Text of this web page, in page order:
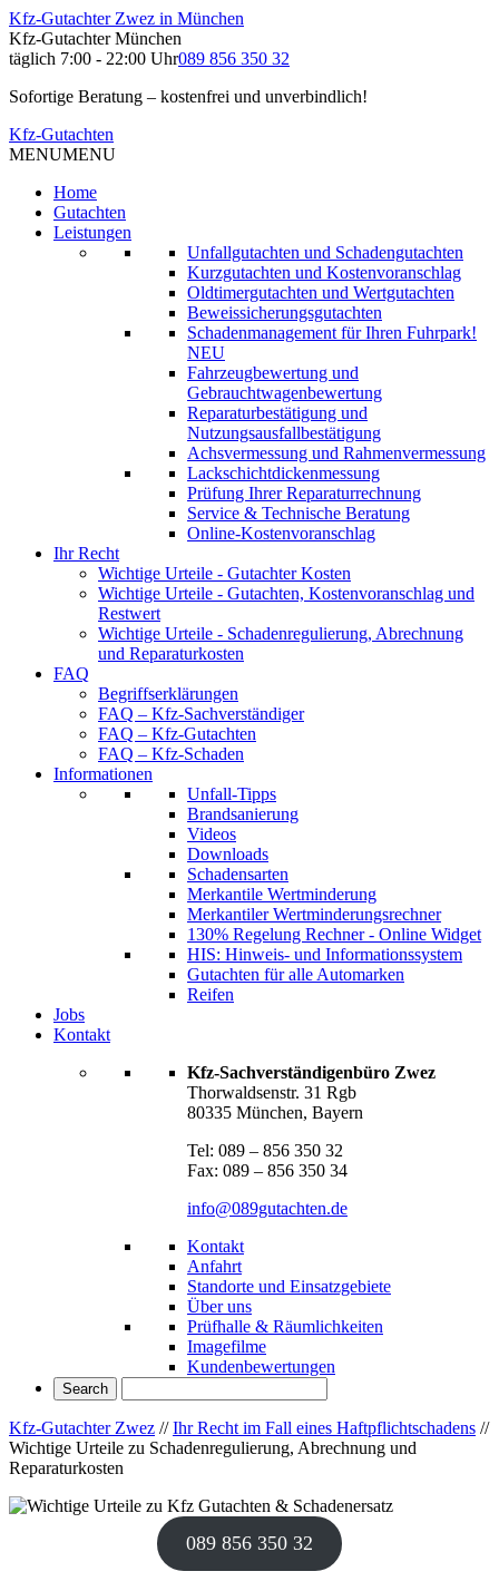
Kfz-Gutachter Zwez in München
Kfz-Gutachter München
täglich 7:00 - 22:00 Uhr089 856 350 32
Sofortige Beratung – kostenfrei und unverbindlich!
Kfz-Gutachten
MENUMENU
Home
Gutachten
Leistungen
Unfallgutachten und Schadengutachten
Kurzgutachten und Kostenvoranschlag
Oldtimergutachten und Wertgutachten
Beweissicherungsgutachten
Schadenmanagement für Ihren Fuhrpark!
NEU
Fahrzeugbewertung und
Gebrauchtwagenbewertung
Reparaturbestätigung und
Nutzungsausfallbestätigung
Achsvermessung und Rahmenvermessung
Lackschichtdickenmessung
Prüfung Ihrer Reparaturrechnung
Service & Technische Beratung
Online-Kostenvoranschlag
Ihr Recht
Wichtige Urteile - Gutachter Kosten
Wichtige Urteile - Gutachten, Kostenvoranschlag und
Restwert
Wichtige Urteile - Schadenregulierung, Abrechnung
und Reparaturkosten
FAQ
Begriffserklärungen
FAQ – Kfz-Sachverständiger
FAQ – Kfz-Gutachten
FAQ – Kfz-Schaden
Informationen
Unfall-Tipps
Brandsanierung
Videos
Downloads
Schadensarten
Merkantile Wertminderung
Merkantiler Wertminderungsrechner
130% Regelung Rechner - Online Widget
HIS: Hinweis- und Informationssystem
Gutachten für alle Automarken
Reifen
Jobs
Kontakt
Kfz-Sachverständigenbüro Zwez
Thorwaldsenstr. 31 Rgb
80335 München, Bayern
Tel: 089 – 856 350 32
Fax: 089 – 856 350 34
info@089gutachten.de
Kontakt
Anfahrt
Standorte und Einsatzgebiete
Über uns
Prüfhalle & Räumlichkeiten
Imagefilme
Kundenbewertungen
Kfz-Gutachter Zwez //Ihr Recht im Fall eines Haftpflichtschadens //
Wichtige Urteile zu Schadenregulierung, Abrechnung und
Reparaturkosten
089 856 350 32